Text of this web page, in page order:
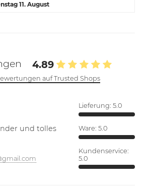
11. August
4.89
auf Trusted Shops
und tolles
Lieferung: 5.0
Ware: 5.0
Kundenservice:
5.0